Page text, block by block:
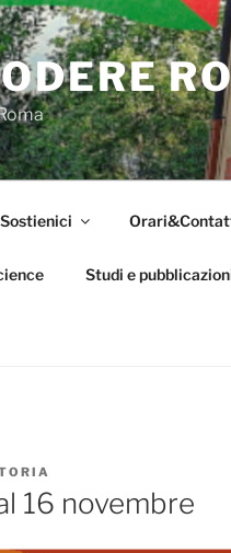
Sostienici
Studi e
16 novembre